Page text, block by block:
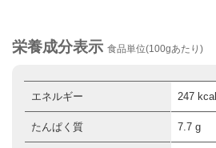
栄養成分表示 食品単位(100gあたり)
エネルギー 247 kcal
たんぱく質 7.7 g